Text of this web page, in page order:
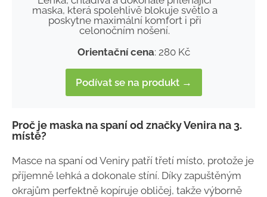
maska, která spolehlivě blokuje světlo a
poskytne maximální komfort i při
celonočním nošení.
Orientační cena: 280 Kč
Podívat se na produkt →
Proč je maska na spaní od značky Venira na 3.
místě?
Masce na spaní od Veniry patří třetí místo, protože je
příjemně lehká a dokonale stíní. Díky zapuštěným
okrajům perfektně kopíruje obličej, takže výborně